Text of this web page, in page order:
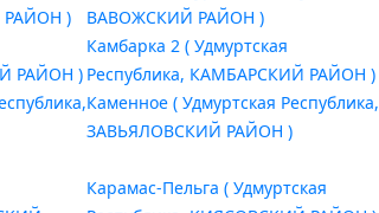
РАЙОН )
ВАВОЖСКИЙ РАЙОН )
РАЙОН )
Камбарка 2 ( Удмуртская
Республика, КАМБАРСКИЙ РАЙОН )
Каменное ( Удмуртская Республика,
ЗАВЬЯЛОВСКИЙ РАЙОН )
Карамас-Пельга ( Удмуртская